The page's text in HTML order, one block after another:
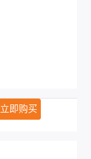
立即购买